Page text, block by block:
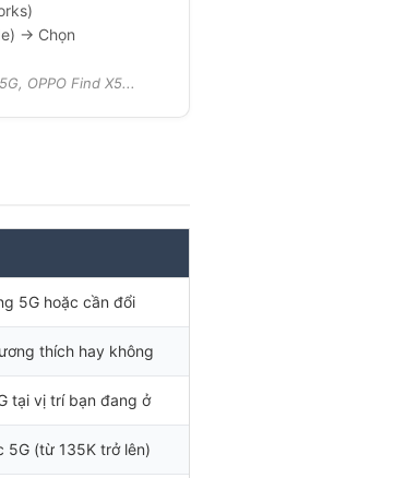
→ Chọn
OPPO Find X5...
5G hoặc cần đổi
thích hay không
tại vị trí bạn đang ở
5G (từ 135K trở lên)